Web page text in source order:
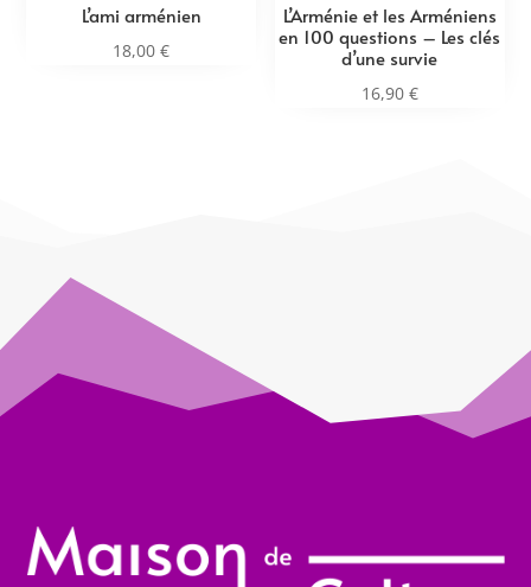
L’ami arménien
18,00€
L’Arménie et les Arméniens
en 100 questions – Les clés
d’une survie
16,90 €